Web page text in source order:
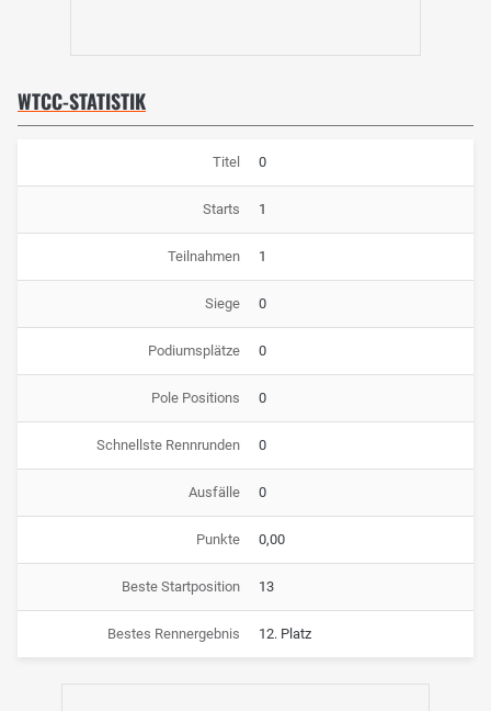
WTCC-STATISTIK
Titel 0
Starts 1
Teilnahmen 1
Siege 0
Podiumsplätze 0
Pole Positions 0
Schnellste Rennrunden 0
Ausfälle 0
Punkte 0,00
Beste Startposition 13
Bestes Rennergebnis 12. Platz